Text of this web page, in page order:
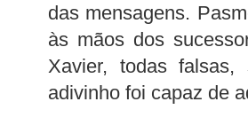
das mensagens.
às mãos dos
Xavier, todas
adivinho foi capaz de